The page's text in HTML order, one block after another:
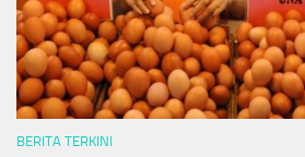
BERITA TERKINI